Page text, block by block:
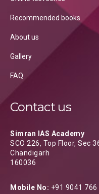
Recommended books
About us
Gallery
FAQ
Contact us
Simran IAS Academy
SCO 226, Top Floor, Sec
Chandigarh
160036
Mobile No: +91 9041